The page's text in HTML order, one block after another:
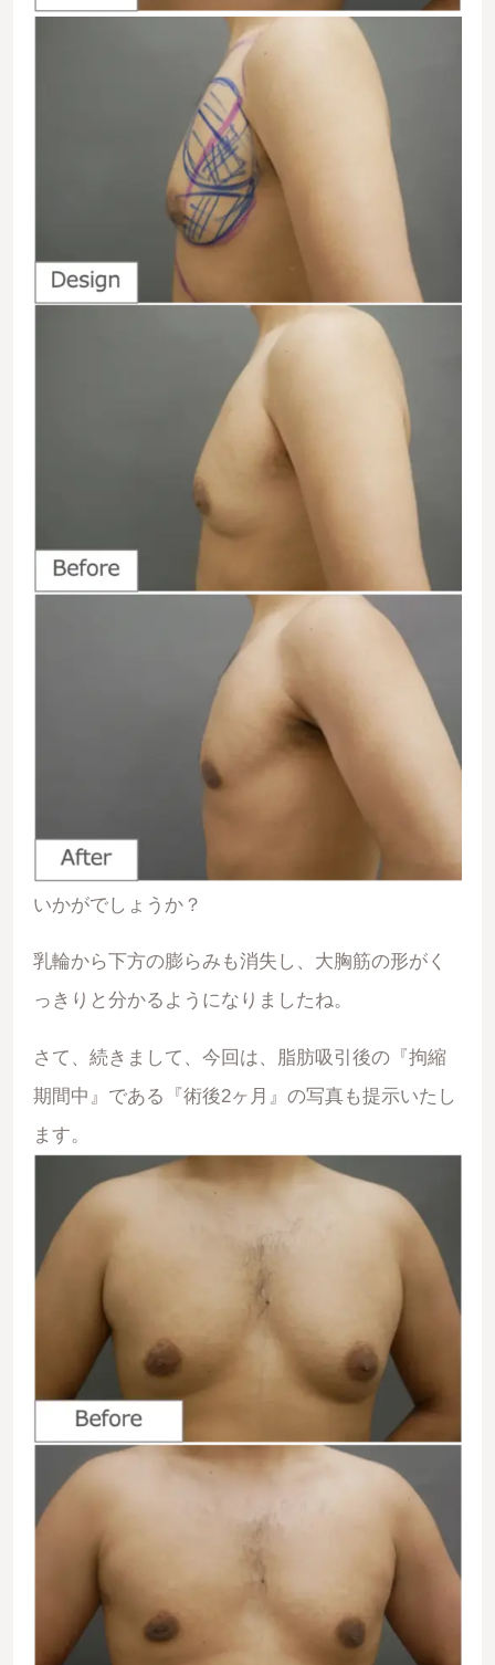
いかがでしょうか？
乳輪から下方の膨らみも消失し、大胸筋の形がく
っきりと分かるようになりましたね。
さて、続きまして、今回は、脂肪吸引後の『拘縮
期間中』である『術後2ヶ月』の写真も提示いたし
ます。